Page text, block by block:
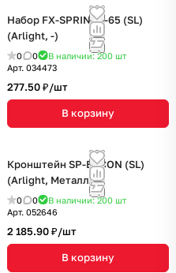
Набор FX-SPRINGS-65 (SL)
(Arlight, -)
0 0 В наличии: 200 шт
Арт. 034473
277.50 ₽/шт
В корзину
Кронштейн SP-ERCON (SL)
(Arlight, Металл)
0 0 В наличии: 200 шт
Арт. 052646
2 185.90 ₽/шт
В корзину